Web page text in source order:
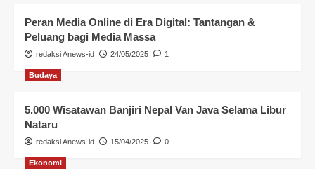
Peran Media Online di Era Digital: Tantangan &
Peluang bagi Media Massa
redaksi Anews-id 24/05/2025 1
Budaya
5.000 Wisatawan Banjiri Nepal Van Java Selama Libur
Nataru
redaksi Anews-id 15/04/2025 0
Ekonomi